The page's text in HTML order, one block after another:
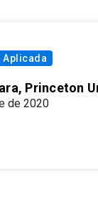
Princeton
de 2020